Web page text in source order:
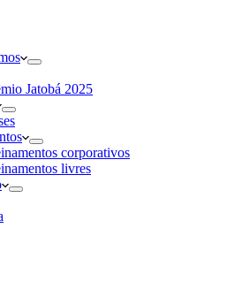
Jatobá 2025
corporativos
livres